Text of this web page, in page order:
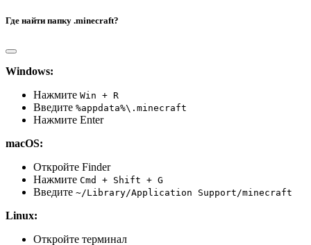
Где найти папку .minecraft?
Windows:
Нажмите Win + R
Введите %appdata%\.minecraft
Нажмите Enter
macOS:
Откройте Finder
Нажмите Cmd + Shift + G
Введите ~/Library/Application Support/minecraft
Linux:
Откройте терминал